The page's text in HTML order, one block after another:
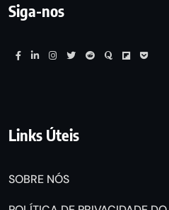
Siga-nos
Links Úteis
SOBRE NÓS